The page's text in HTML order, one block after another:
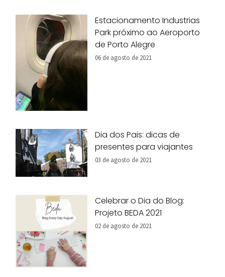
Estacionamento Industrias
Park próximo ao Aeroporto
de Porto Alegre
06 de agosto de 2021
Dia dos Pais: dicas de
presentes para viajantes
03 de agosto de 2021
Celebrar o Dia do Blog:
Projeto BEDA 2021
02 de agosto de 2021